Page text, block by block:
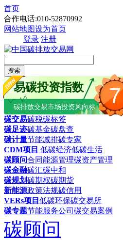
首页
合作电话:010-52870992
网站地图设为首页
登录 注册
搜索
7
易碳投资指数
碳排放交易市场投资风向标
碳交易碳税碳标签
碳足迹碳基金碳盘查
碳计量节能减排碳专家
CDM项目 低碳经济低碳生活
碳顾问合同能源管理碳资产管理
碳金融碳汇碳中和
碳规划碳期权碳期货
新能源政策法规碳信用
VERs项目 低碳环保碳交易所
碳专题节能服务公司 碳交易案例
碳顾问